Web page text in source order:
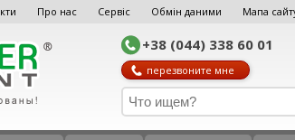
Про нас Сервіс Обмін даними Мапа
+38 (044) 338 60 01
перезвоните мне